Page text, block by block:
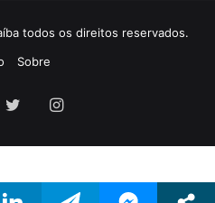
todos os direitos reservados.
Sobre
TwitterInstagram